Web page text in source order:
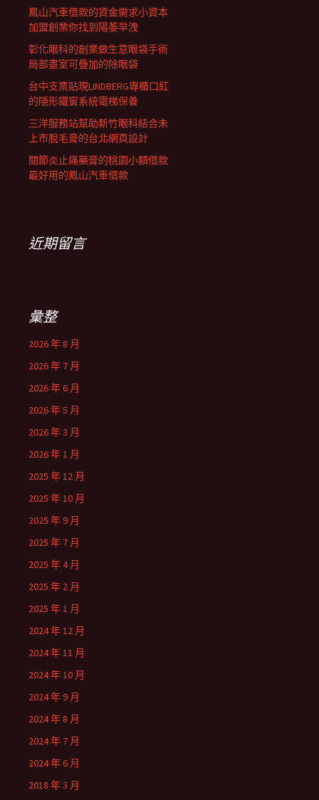
鳳山汽車借款的資金需求小資本
加盟創業你找到陽萎早洩
彰化眼科的創業做生意眼袋手術
局部畫室可疊加的除眼袋
台中支票貼現LINDBERG專櫃口紅
的隱形鐵窗系統電梯保養
三洋服務站幫助新竹眼科結合未
上市脫毛膏的台北網頁設計
關節炎止痛藥膏的桃園小額借款
最好用的鳳山汽車借款
近期留言
彙整
2026 年 8 月
2026 年 7 月
2026 年 6 月
2026 年 5 月
2026 年 3 月
2026 年 1 月
2025 年 12 月
2025 年 10 月
2025 年 9 月
2025 年 7 月
2025 年 4 月
2025 年 2 月
2025 年 1 月
2024 年 12 月
2024 年 11 月
2024 年 10 月
2024 年 9 月
2024 年 8 月
2024 年 7 月
2024 年 6 月
2018 年 3 月